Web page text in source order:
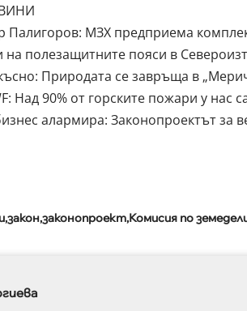
Палигоров: МЗХ предприема
на полезащитните пояси в
Природата се завръща в
Над 90% от горските пожари у нас
алармира: Законопроектът за
законзаконопроектКомисия по